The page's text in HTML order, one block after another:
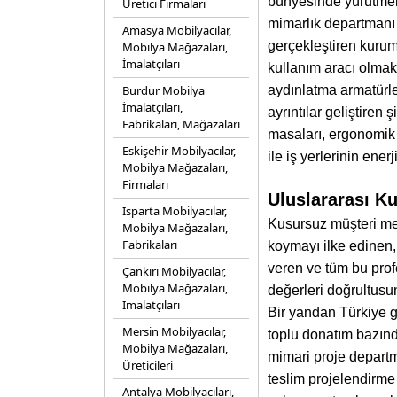
Üretici Firmaları
Amasya Mobilyacılar,
Mobilya Mağazaları,
İmalatçıları
Burdur Mobilya
İmalatçıları,
Fabrikaları, Mağazaları
Eskişehir Mobilyacılar,
Mobilya Mağazaları,
Firmaları
Isparta Mobilyacılar,
Mobilya Mağazaları,
Fabrikaları
Çankırı Mobilyacılar,
Mobilya Mağazaları,
İmalatçıları
Mersin Mobilyacılar,
Mobilya Mağazaları,
Üreticileri
Antalya Mobilyacıları,
mimarlık
gerçekleştiren
kullanım aracı
aydınlatma
ayrıntılar geliştiren
masaları,
ile iş yerlerinin
Uluslararası
Kusursuz müşteri
koymayı ilke
veren ve tüm bu
değerleri
Bir yandan Türkiye
toplu donatım
mimari proje
teslim